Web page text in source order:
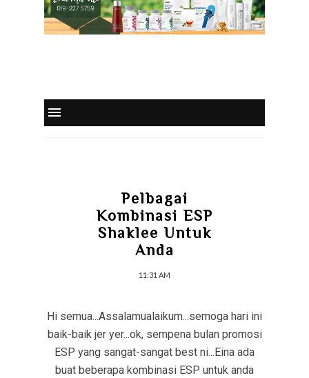
Pelbagai
Kombinasi ESP
Shaklee Untuk
Anda
11:31 AM
Hi semua...Assalamualaikum...semoga hari ini
baik-baik jer yer...ok, sempena bulan promosi
ESP yang sangat-sangat best ni...Eina ada
buat beberapa kombinasi ESP untuk anda